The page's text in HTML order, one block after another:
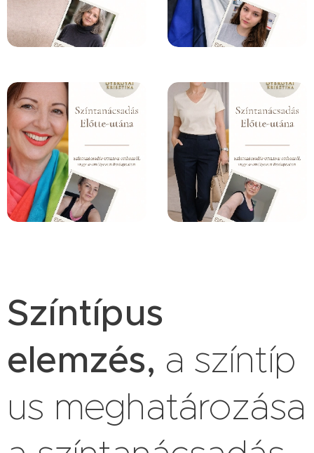
Színtípus
elemzés, a színtíp
us meghatározása